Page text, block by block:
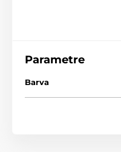
Parametre
Barva